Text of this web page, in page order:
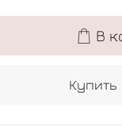
В
Купить